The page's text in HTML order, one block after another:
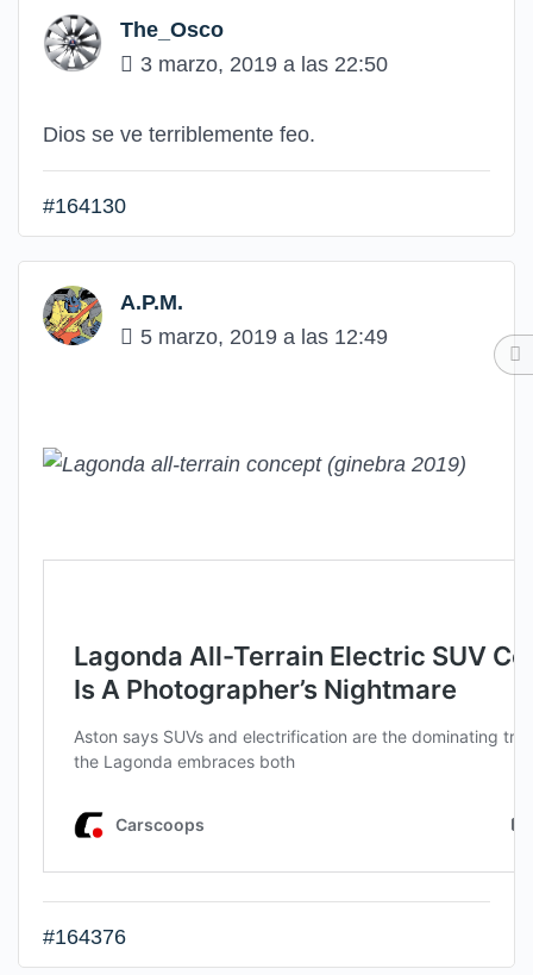
The_Osco
3 marzo, 2019 a las 22:50
Dios se ve terriblemente feo.
#164130
A.P.M.
5 marzo, 2019 a las 12:49
#164376